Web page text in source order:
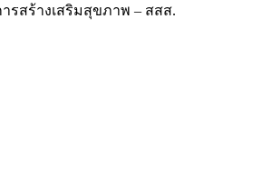
รสร้างเสริมสุขภาพ – สสส.